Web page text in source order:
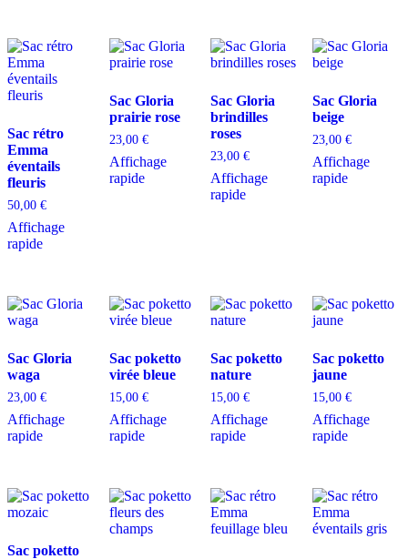
Sac rétro
Emma
éventails
fleuris
50,00 €
Affichage
rapide
Sac Gloria
prairie rose
23,00 €
Affichage
rapide
Sac Gloria
brindilles
roses
23,00€
Affichage
rapide
Sac Gloria
beige
23,00 €
Affichage
rapide
Sac Gloria
waga
23,00 €
Affichage
rapide
Sac poketto
virée bleue
15,00 €
Affichage
rapide
Sac poketto
nature
15,00€
Affichage
rapide
Sac poketto
jaune
15,00 €
Affichage
rapide
Sac poketto